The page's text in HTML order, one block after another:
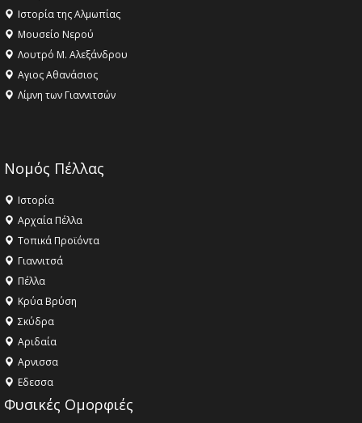
Ιστορία της Αλμωπίας
Μουσείο Νερού
Λουτρό Μ. Αλεξάνδρου
Αγιος Αθανάσιος
Λίμνη των Γιαννιτσών
Νομός Πέλλας
Ιστορία
Αρχαία Πέλλα
Τοπικά Προϊόντα
Γιαννιτσά
Πέλλα
Κρύα Βρύση
Σκύδρα
Αριδαία
Aρνισσα
Eδεσσα
Φυσικές Ομορφιές